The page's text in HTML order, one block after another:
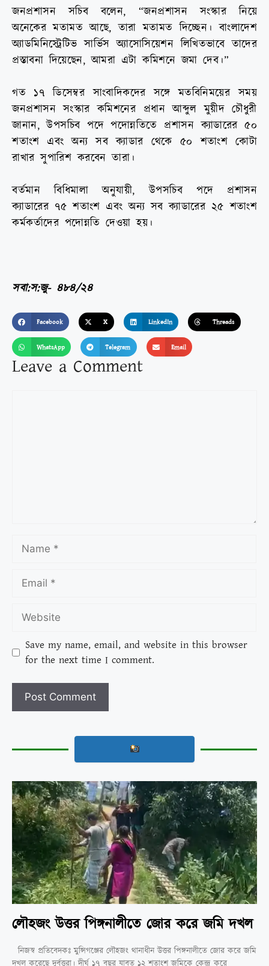
জনপ্রশাসন সচিব বলেন, “জনপ্রশাসন সংস্কার নিয়ে
অনেকের মতামত আছে, তারা মতামত দিচ্ছেন। বাংলাদেশ
অ্যাডমিনিস্ট্রেটিভ সার্ভিস অ্যাসোসিয়েশন লিখিতভাবে তাদের
প্রস্তাবনা দিয়েছেন, আমরা এটা কমিশনে জমা দেব।”
গত ১৭ ডিসেম্বর সাংবাদিকদের সঙ্গে মতবিনিময়ের সময়
জনপ্রশাসন সংস্কার কমিশনের প্রধান আব্দুল মুয়ীদ চৌধুরী
জানান, উপসচিব পদে পদোন্নতিতে প্রশাসন ক্যাডারের ৫০
শতাংশ এবং অন্য সব ক্যাডার থেকে ৫০ শতাংশ কোটা
রাখার সুপারিশ করবেন তারা।
বর্তমান বিধিমালা অনুযায়ী, উপসচিব পদে প্রশাসন
ক্যাডারের ৭৫ শতাংশ এবং অন্য সব ক্যাডারের ২৫ শতাংশ
কর্মকর্তাদের পদোন্নতি দেওয়া হয়।
সবা:স:জু- ৪৮৪/২৪
Facebook X LinkedIn Threads
WhatsApp Telegram Email
Leave a Comment
Save my name, email, and website in this browser
for the next time I comment.
লৌহজং উত্তর পিঙ্গনালীতে জোর করে জমি দখল
নিজস্ব প্রতিবেদকঃ মুন্সিগঞ্জের লৌহজং থানাধীন উত্তর পিঙ্গনালীতে জোর করে জমি